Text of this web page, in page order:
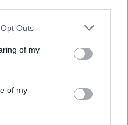
uses one or more Google
You may click to
and its third-party tags to
purposes in below Google
Outs
of my
of my